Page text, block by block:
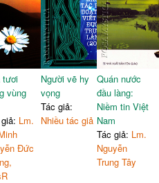
tươi
vùng
Lm.
Đức
Người vẽ hy
vọng
Tác giả:
Nhiều tác giả
Quán nước
đầu làng:
Niềm tin Việt
Nam
Tác giả: Lm.
Nguyễn
Trung Tây